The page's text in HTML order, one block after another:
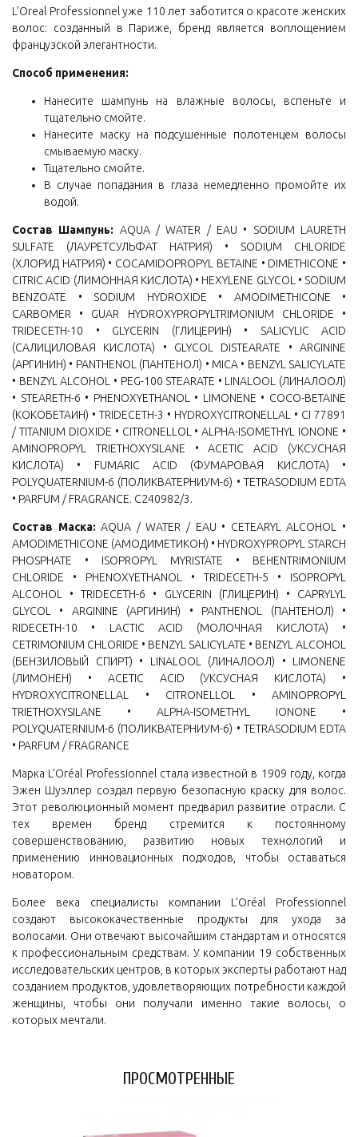
L’Oreal Professionnel уже 110 лет заботится о красоте женских
волос: созданный в Париже, бренд является воплощением
французской элегантности.
Способ применения:
Нанесите шампунь на влажные волосы, вспеньте и
тщательно смойте.
Нанесите маску на подсушенные полотенцем волосы
смываемую маску.
Тщательно смойте.
В случае попадания в глаза немедленно промойте их
водой.
Состав Шампунь: AQUA / WATER / EAU • SODIUM LAURETH
SULFATE (ЛАУРЕТСУЛЬФАТ НАТРИЯ) • SODIUM CHLORIDE
(ХЛОРИД НАТРИЯ) • COCAMIDOPROPYL BETAINE • DIMETHICONE •
CITRIC ACID (ЛИМОННАЯ КИСЛОТА) • HEXYLENE GLYCOL • SODIUM
BENZOATE • SODIUM HYDROXIDE • AMODIMETHICONE •
CARBOMER • GUAR HYDROXYPROPYLTRIMONIUM CHLORIDE •
TRIDECETH-10 • GLYCERIN (ГЛИЦЕРИН) • SALICYLIC ACID
(САЛИЦИЛОВАЯ КИСЛОТА) • GLYCOL DISTEARATE • ARGININE
(АРГИНИН) • PANTHENOL (ПАНТЕНОЛ) • MICA • BENZYL SALICYLATE
• BENZYL ALCOHOL • PEG-100 STEARATE • LINALOOL (ЛИНАЛООЛ)
• STEARETH-6 • PHENOXYETHANOL • LIMONENE • COCO-BETAINE
(КОКОБЕТАИН) • TRIDECETH-3 • HYDROXYCITRONELLAL • CI 77891
/ TITANIUM DIOXIDE • CITRONELLOL • ALPHA-ISOMETHYL IONONE •
AMINOPROPYL TRIETHOXYSILANE • ACETIC ACID (УКСУСНАЯ
КИСЛОТА) • FUMARIC ACID (ФУМАРОВАЯ КИСЛОТА) •
POLYQUATERNIUM-6 (ПОЛИКВАТЕРНИУМ-6) • TETRASODIUM EDTA
• PARFUM / FRAGRANCE. C240982/3.
Состав Маска: AQUA / WATER / EAU • CETEARYL ALCOHOL •
AMODIMETHICONE (АМОДИМЕТИКОН) • HYDROXYPROPYL STARCH
PHOSPHATE • ISOPROPYL MYRISTATE • BEHENTRIMONIUM
CHLORIDE • PHENOXYETHANOL • TRIDECETH-5 • ISOPROPYL
ALCOHOL • TRIDECETH-6 • GLYCERIN (ГЛИЦЕРИН) • CAPRYLYL
GLYCOL • ARGININE (АРГИНИН) • PANTHENOL (ПАНТЕНОЛ) •
RIDECETH-10 • LACTIC ACID (МОЛОЧНАЯ КИСЛОТА) •
CETRIMONIUM CHLORIDE • BENZYL SALICYLATE • BENZYL ALCOHOL
(БЕНЗИЛОВЫЙ СПИРТ) • LINALOOL (ЛИНАЛООЛ) • LIMONENE
(ЛИМОНЕН) • ACETIC ACID (УКСУСНАЯ КИСЛОТА) •
HYDROXYCITRONELLAL • CITRONELLOL • AMINOPROPYL
TRIETHOXYSILANE • ALPHA-ISOMETHYL IONONE •
POLYQUATERNIUM-6 (ПОЛИКВАТЕРНИУМ-6) • TETRASODIUM EDTA
• PARFUM / FRAGRANCE
Марка L’Oréal Professionnel стала известной в 1909 году, когда
Эжен Шуэллер создал первую безопасную краску для волос.
Этот революционный момент предварил развитие отрасли. С
тех времен бренд стремится к постоянному
совершенствованию, развитию новых технологий и
применению инновационных подходов, чтобы оставаться
новатором.
Более века специалисты компании L’Oréal Professionnel
создают высококачественные продукты для ухода за
волосами. Они отвечают высочайшим стандартам и относятся
к профессиональным средствам. У компании 19 собственных
исследовательских центров, в которых эксперты работают над
созданием продуктов, удовлетворяющих потребности каждой
женщины, чтобы они получали именно такие волосы, о
которых мечтали.
ПРОСМОТРЕННЫЕ